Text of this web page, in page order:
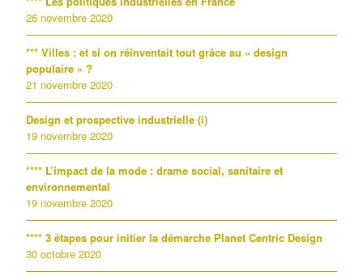
26 novembre 2020
*** Villes : et si on réinventait tout grâce au « design
populaire » ?
21 novembre 2020
Design et prospective industrielle (i)
19 novembre 2020
**** L’impact de la mode : drame social, sanitaire et
environnemental
19 novembre 2020
**** 3 étapes pour initier la démarche Planet Centric Design
30 octobre 2020